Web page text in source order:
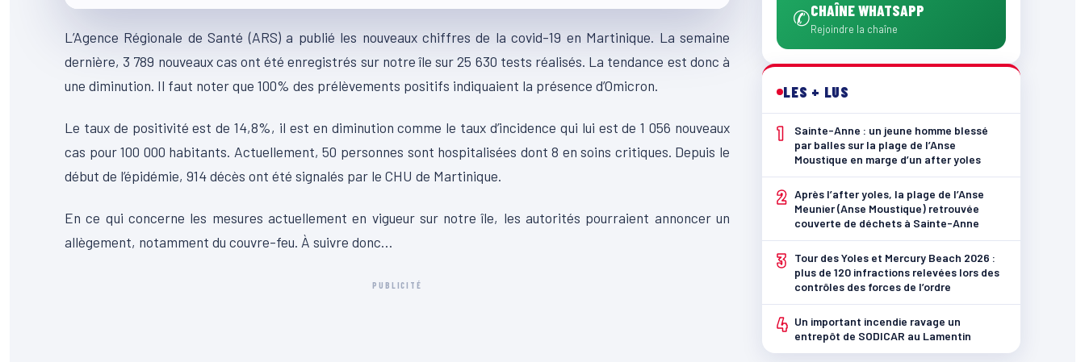
L’Agence Régionale de Santé (ARS) a publié les nouveaux chiffres de la covid-19 en Martinique. La semaine
dernière, 3 789 nouveaux cas ont été enregistrés sur notre île sur 25 630 tests réalisés. La tendance est donc à
une diminution. Il faut noter que 100% des prélèvements positifs indiquaient la présence d’Omicron.
Le taux de positivité est de 14,8%, il est en diminution comme le taux d’incidence qui lui est de 1 056 nouveaux
cas pour 100 000 habitants. Actuellement, 50 personnes sont hospitalisées dont 8 en soins critiques. Depuis le
début de l’épidémie, 914 décès ont été signalés par le CHU de Martinique.
En ce qui concerne les mesures actuellement en vigueur sur notre île, les autorités pourraient annoncer un
allègement, notamment du couvre-feu. À suivre donc…
PUBLICITÉ
✆CHAÎNE WHATSAPP
Rejoindre la chaîne
LES + LUS
1
Sainte-Anne : un jeune homme blessé
par balles sur la plage de l’Anse
Moustique en marge d’un after yoles
2 Après l’after yoles, la plage de l’Anse
Meunier (Anse Moustique) retrouvée
couverte de déchets à Sainte-Anne
3
Tour des Yoles et Mercury Beach 2026 :
plus de 120 infractions relevées lors des
contrôles des forces de l’ordre
4 Un important incendie ravage un
entrepôt de SODICAR au Lamentin